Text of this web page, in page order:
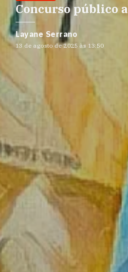
Concurso público
Layane Serrano
13 de agosto de 2025 às 13:50